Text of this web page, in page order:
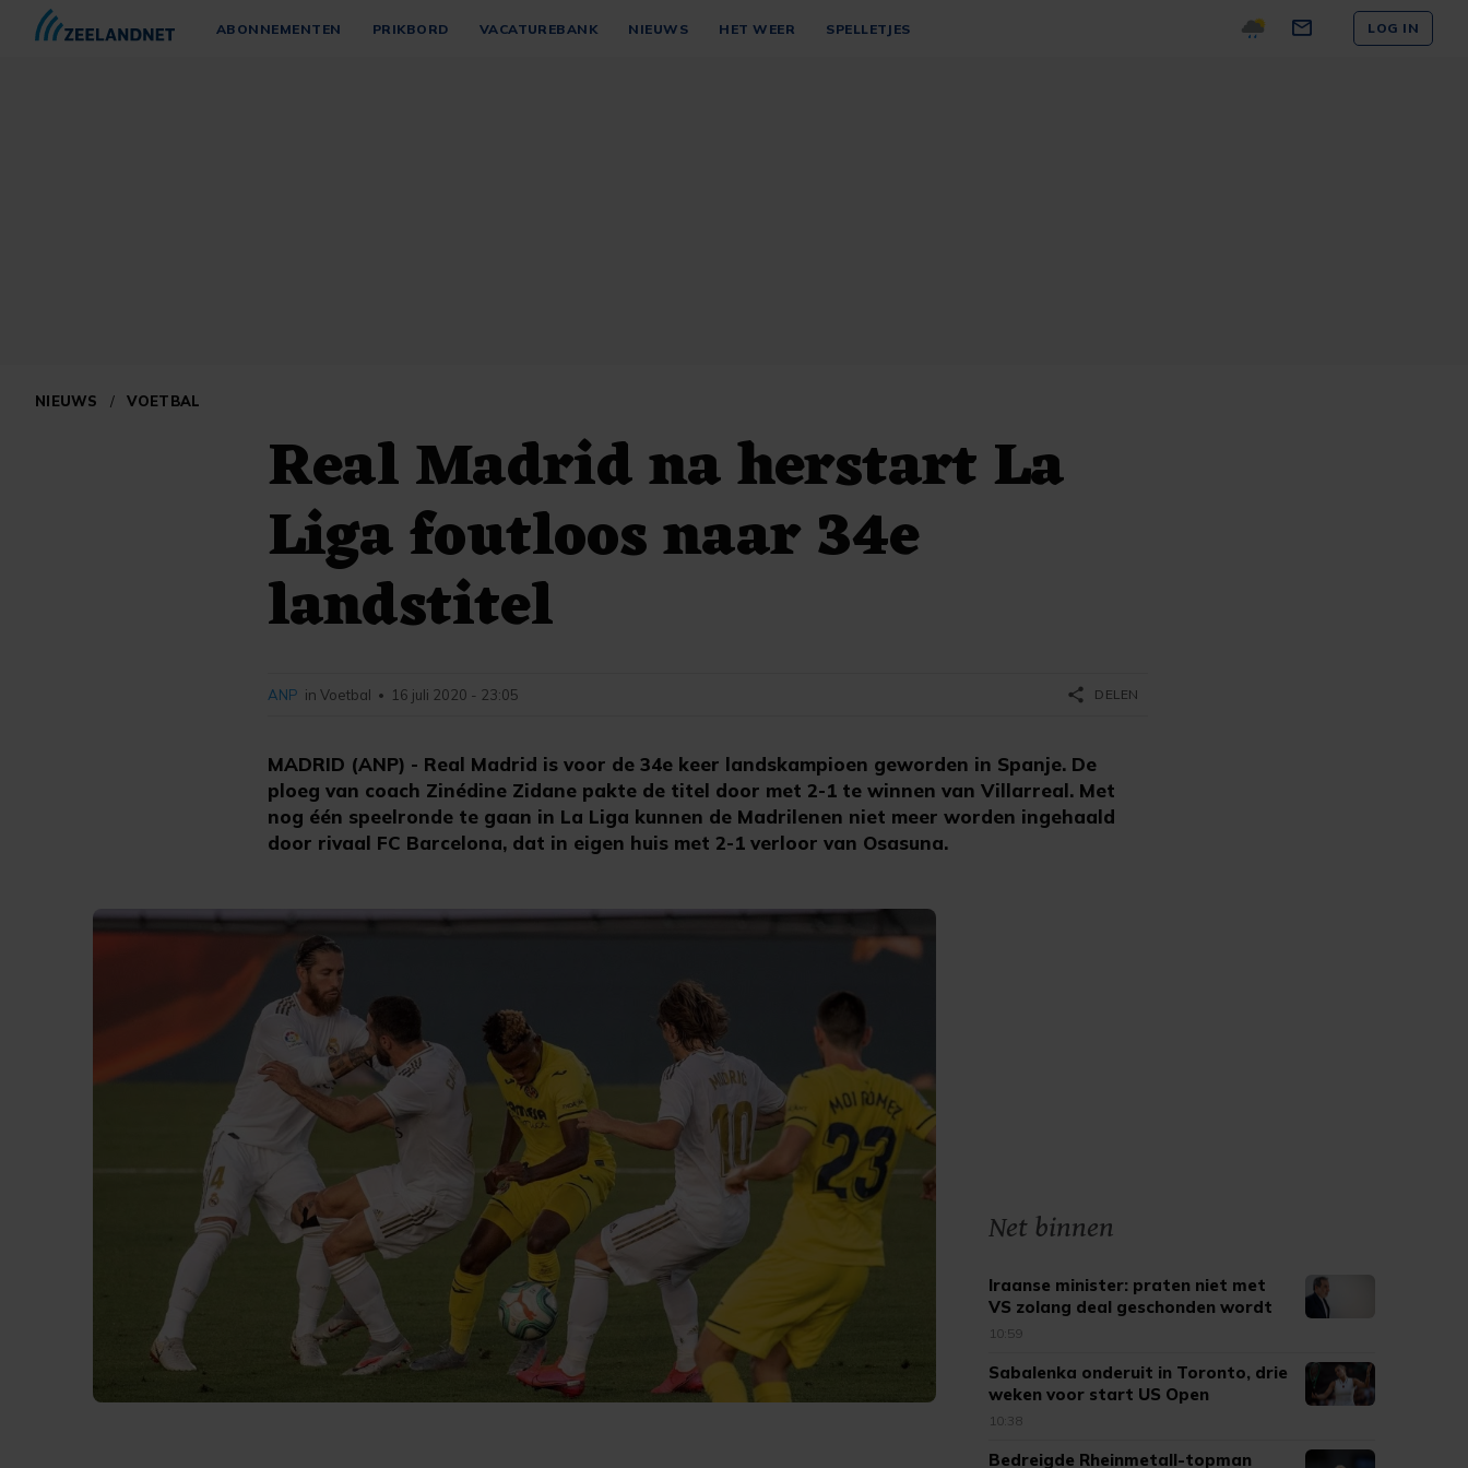
ABONNEMENTEN PRIKBORD VACATUREBANK NIEUWS HET WEER SPELLETJES LOG IN
NIEUWS / VOETBAL
Real Madrid na herstart La
Liga foutloos naar 34e
landstitel
MADRID (ANP) - Real Madrid is voor de 34e keer landskampioen geworden in Spanje. De
ploeg van coach Zinédine Zidane pakte de titel door met 2-1 te winnen van Villarreal. Met
nog één speelronde te gaan in La Liga kunnen de Madrilenen niet meer worden ingehaald
door rivaal FC Barcelona, dat in eigen huis met 2-1 verloor van Osasuna.
ANP in Voetbal • 16 juli 2020 - 23:05 share DELEN
Net binnen
Iraanse minister: praten niet met
VS zolang deal geschonden wordt
10:59
Sabalenka onderuit in Toronto, drie
weken voor start US Open
10:38
Bedreigde Rheinmetall-topman